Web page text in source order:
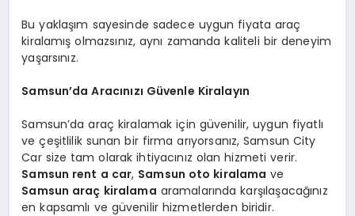
Bu yaklaşım sayesinde sadece uygun fiyata araç
kiralamış olmazsınız, aynı zamanda kaliteli bir deneyim
yaşarsınız.
Samsun’da Aracınızı Güvenle Kiralayın
Samsun’da araç kiralamak için güvenilir, uygun fiyatlı
ve çeşitlilik sunan bir firma arıyorsanız, Samsun City
Car size tam olarak ihtiyacınız olan hizmeti verir.
Samsun rent a car, Samsun oto kiralama ve
Samsun araç kiralama aramalarında karşılaşacağınız
en kapsamlı ve güvenilir hizmetlerden biridir.